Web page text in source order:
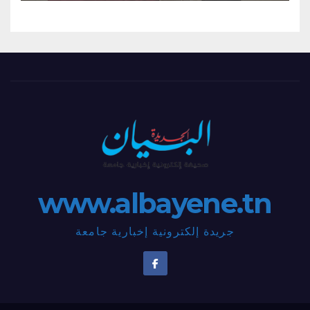
www.albayene.tn
جريدة إلكترونية إخبارية جامعة